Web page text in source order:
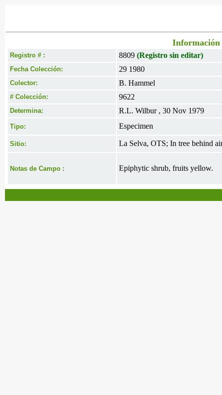
Información
Registro # : 8809 (Registro sin editar)
Fecha Colección: 29 1980
Colector: B. Hammel
# Colección: 9622
Determina: R.L. Wilbur , 30 Nov 1979
Tipo: Especimen
Sitio: La Selva, OTS; In tree behind
Notas de Campo : Epiphytic shrub, fruits yellow.